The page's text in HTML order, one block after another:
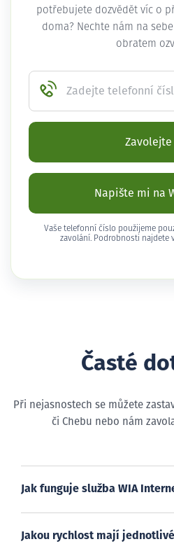
potřebujete dozvědět víc o
doma? Nechte nám na
obratem
Zadejte telefonní
Zavolejte
Napište mi na
Vaše telefonní číslo použijeme
zavolání. Podrobnosti najdete
Časté
Při nejasnostech se můžete
či Chebu nebo nám
Jak funguje služba WIA
Jakou rychlost mají